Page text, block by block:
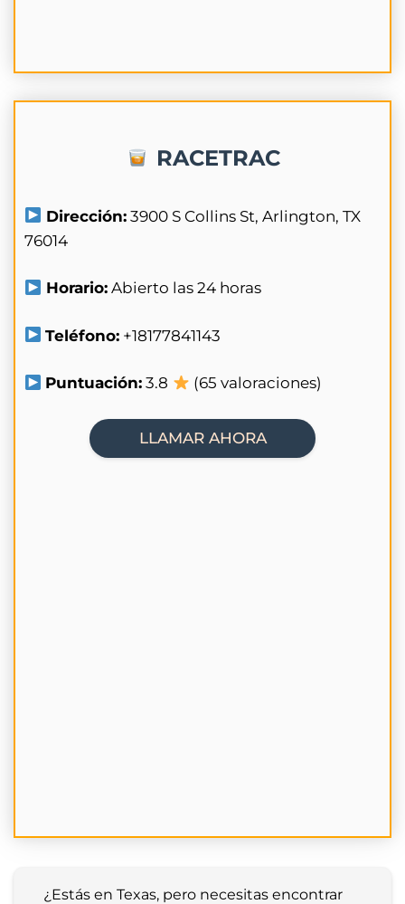
RACETRAC
Dirección: 3900 S Collins St, Arlington, TX
76014
Horario: Abierto las 24 horas
Teléfono: +18177841143
Puntuación: 3.8 (65 valoraciones)
LLAMAR AHORA
¿Estás en Texas, pero necesitas encontrar